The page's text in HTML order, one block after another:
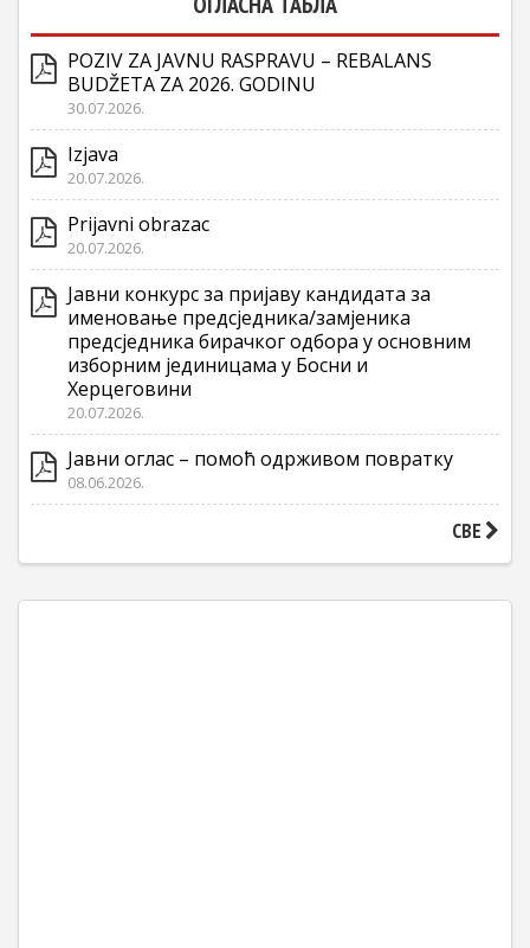
POZIV ZA JAVNU RASPRAVU – REBALANS
BUDŽETA ZA 2026. GODINU
30.07.2026.
Izjava
20.07.2026.
Prijavni obrazac
20.07.2026.
Јавни конкурс за пријаву кандидата за
именовање предсједника/замјеника
предсједника бирачког одбора у основним
изборним јединицама у Босни и
Херцеговини
20.07.2026.
Јавни оглас – помоћ одрживом повратку
08.06.2026.
СВЕ